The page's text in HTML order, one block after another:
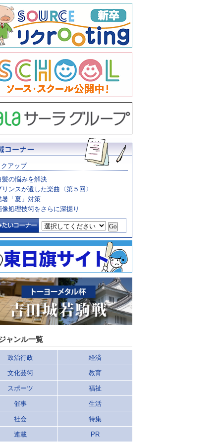
アップ
髪の悩みを解決
リンスが遺した楽曲〈第５回〉
暑「夏」対策
像処理技術をさらに深掘り
ャンル一覧
政治行政 経済
文化芸術 教育
スポーツ 福祉
催事 生活
社会 特集
連載 PR